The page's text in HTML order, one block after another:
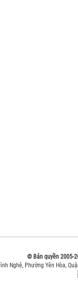
© Bản quyền 2005-
Nghệ, Phường Yên Hòa,